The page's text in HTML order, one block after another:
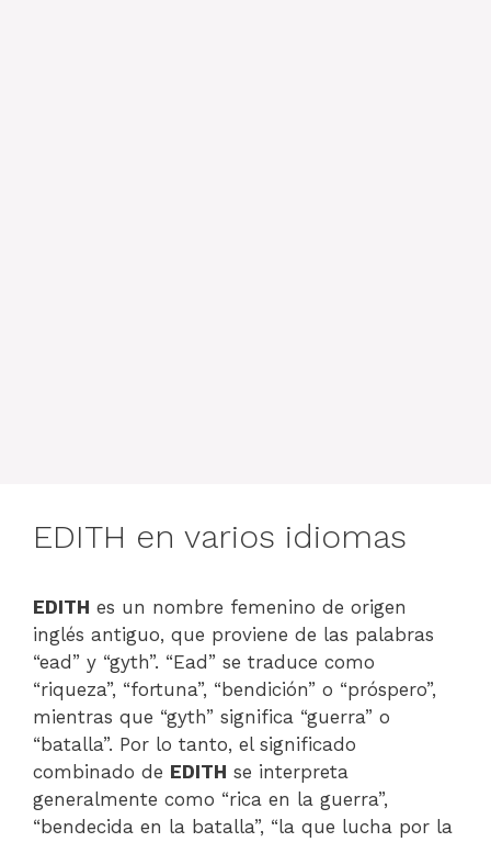
EDITH en varios idiomas
EDITH es un nombre femenino de origen
inglés antiguo, que proviene de las palabras
“ead” y “gyth”. “Ead” se traduce como
“riqueza”, “fortuna”, “bendición” o “próspero”,
mientras que “gyth” significa “guerra” o
“batalla”. Por lo tanto, el significado
combinado de EDITH se interpreta
generalmente como “rica en la guerra”,
“bendecida en la batalla”, “la que lucha por la